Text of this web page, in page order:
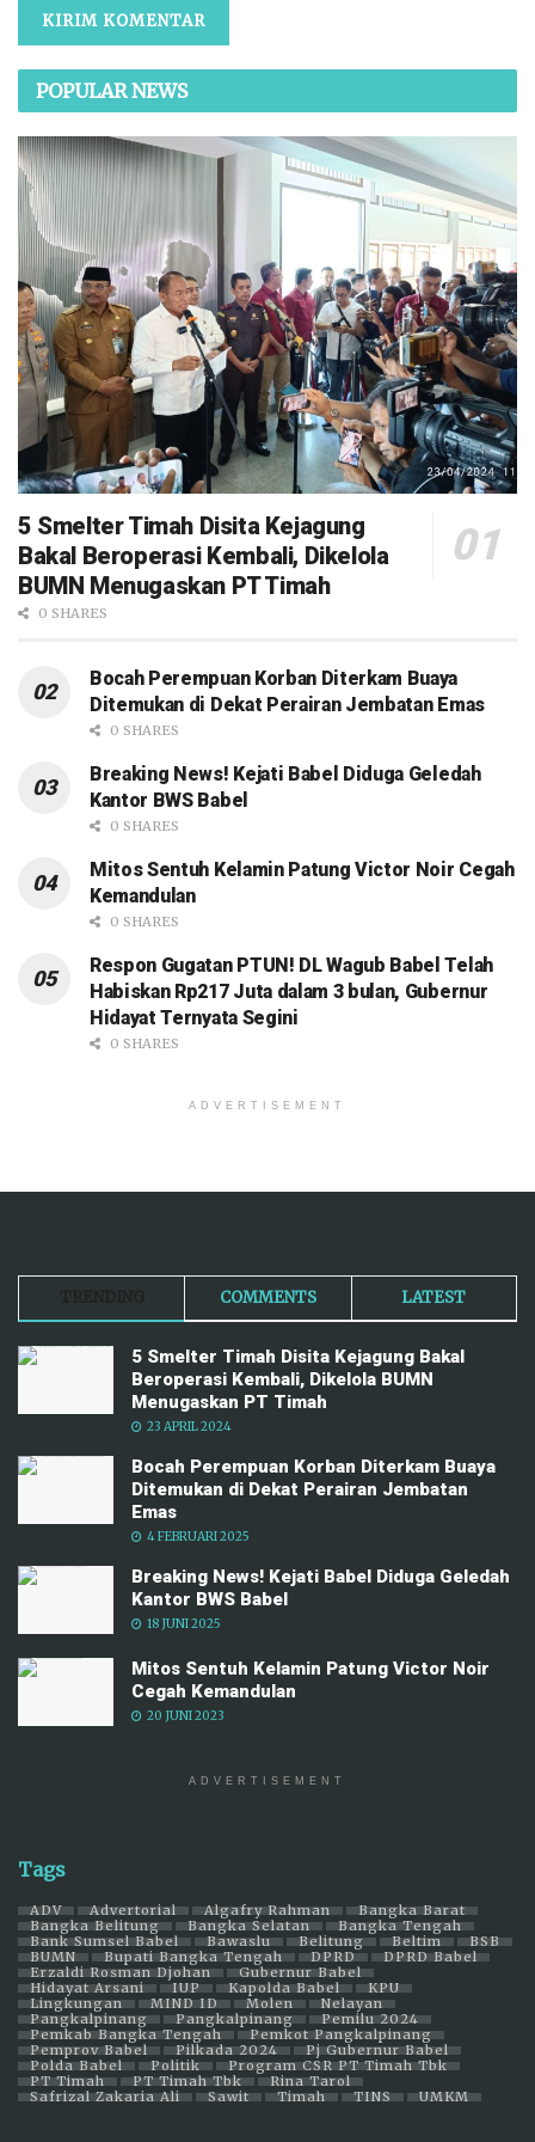
POPULAR NEWS
5 Smelter Timah Disita Kejagung
Bakal Beroperasi Kembali, Dikelola
BUMN Menugaskan PT Timah
0 SHARES
Bocah Perempuan Korban Diterkam Buaya
Ditemukan di Dekat Perairan Jembatan Emas
0 SHARES
Breaking News! Kejati Babel Diduga Geledah
Kantor BWS Babel
0 SHARES
Mitos Sentuh Kelamin Patung Victor Noir Cegah
Kemandulan
0 SHARES
Respon Gugatan PTUN! DL Wagub Babel Telah
Habiskan Rp217 Juta dalam 3 bulan, Gubernur
Hidayat Ternyata Segini
0 SHARES
ADVERTISEMENT
COMMENTS LATEST
5 Smelter Timah Disita Kejagung Bakal
Beroperasi Kembali, Dikelola BUMN
Menugaskan PT Timah
23 APRIL 2024
Bocah Perempuan Korban Diterkam Buaya
Ditemukan di Dekat Perairan Jembatan
Emas
4 FEBRUARI 2025
Breaking News! Kejati Babel Diduga Geledah
Kantor BWS Babel
18 JUNI 2025
Mitos Sentuh Kelamin Patung Victor Noir
Cegah Kemandulan
20 JUNI 2023
ADVERTISEMENT
Tags
ADV Advertorial Algafry Rahman
Bangka Barat
Bangka Belitung
Bangka Selatan
Bangka Tengah
Bank Sumsel Babel
Bawaslu Belitung Beltim
BSB
BUMN
Bupati Bangka Tengah DPRD
DPRD Babel
Erzaldi Rosman Djohan
Gubernur Babel
Hidayat Arsani
IUP Kapolda Babel
KPU
Lingkungan
MIND ID Molen
Nelayan
Pangkalpinang
Pangkalpinang
Pemilu 2024
Pemkab Bangka Tengah
Pemkot Pangkalpinang
Pemprov Babel
Pilkada 2024
Pj Gubernur Babel
Polda Babel
Politik
Program CSR PT Timah Tbk
PT Timah
PT Timah Tbk
Rina Tarol
Safrizal Zakaria Ali
Sawit Timah TINS UMKM